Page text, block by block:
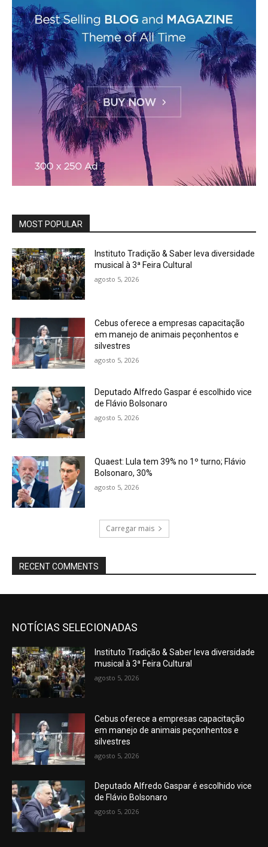
MOST POPULAR
Instituto Tradição & Saber leva diversidade
musical à 3ª Feira Cultural
agosto 5, 2026
Cebus oferece a empresas capacitação
em manejo de animais peçonhentos e
silvestres
agosto 5, 2026
Deputado Alfredo Gaspar é escolhido vice
de Flávio Bolsonaro
agosto 5, 2026
Quaest: Lula tem 39% no 1º turno; Flávio
Bolsonaro, 30%
agosto 5, 2026
Carregar mais
RECENT COMMENTS
NOTÍCIAS SELECIONADAS
Instituto Tradição & Saber leva diversidade
musical à 3ª Feira Cultural
agosto 5, 2026
Cebus oferece a empresas capacitação
em manejo de animais peçonhentos e
silvestres
agosto 5, 2026
Deputado Alfredo Gaspar é escolhido vice
de Flávio Bolsonaro
agosto 5, 2026